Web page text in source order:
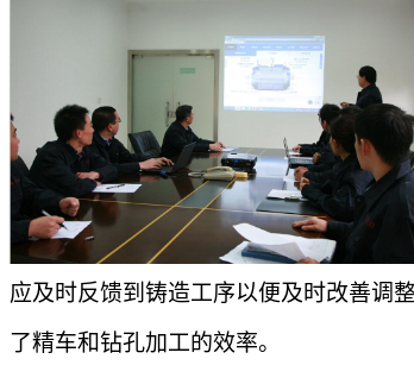
应及时反馈到铸造工序以便及时改善调
了精车和钻孔加工的效率。